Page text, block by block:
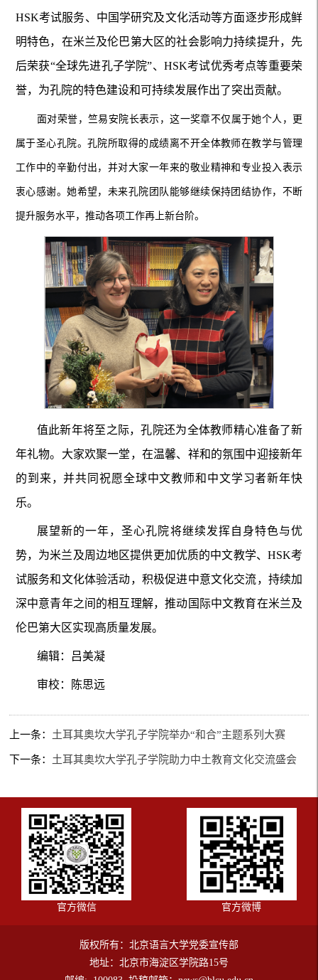
HSK考试服务、中国学研究及文化活动等方面逐步形成鲜
明特色，在米兰及伦巴第大区的社会影响力持续提升，先
后荣获“全球先进孔子学院”、HSK考试优秀考点等重要荣
誉，为孔院的特色建设和可持续发展作出了突出贡献。
面对荣誉，竺易安院长表示，这一奖章不仅属于她个人，更
属于圣心孔院。孔院所取得的成绩离不开全体教师在教学与管理
工作中的辛勤付出，并对大家一年来的敬业精神和专业投入表示
衷心感谢。她希望，未来孔院团队能够继续保持团结协作，不断
提升服务水平，推动各项工作再上新台阶。
值此新年将至之际，孔院还为全体教师精心准备了新
年礼物。大家欢聚一堂，在温馨、祥和的氛围中迎接新年
的到来，并共同祝愿全球中文教师和中文学习者新年快
乐。
展望新的一年，圣心孔院将继续发挥自身特色与优
势，为米兰及周边地区提供更加优质的中文教学、HSK考
试服务和文化体验活动，积极促进中意文化交流，持续加
深中意青年之间的相互理解，推动国际中文教育在米兰及
伦巴第大区实现高质量发展。
编辑：吕美凝
审校：陈思远
上一条： 土耳其奥坎大学孔子学院举办“和合”主题系列大赛
下一条： 土耳其奥坎大学孔子学院助力中土教育文化交流盛会
官方微信 官方微博
版权所有：北京语言大学党委宣传部
地址：北京市海淀区学院路15号